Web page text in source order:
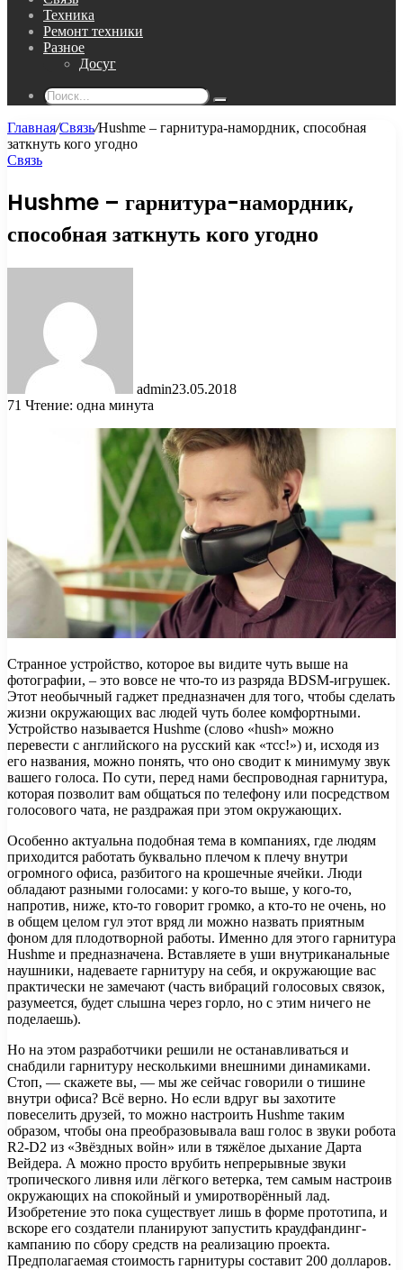
Техника
Ремонт техники
Разное
Досуг
Поиск...
Главная/Связь/Hushme – гарнитура-намордник, способная
заткнуть кого угодно
Связь
Hushme – гарнитура-намордник,
способная заткнуть кого угодно
admin23.05.2018
71 Чтение: одна минута
Странное устройство, которое вы видите чуть выше на
фотографии, – это вовсе не что-то из разряда BDSM-игрушек.
Этот необычный гаджет предназначен для того, чтобы сделать
жизни окружающих вас людей чуть более комфортными.
Устройство называется Hushme (слово «hush» можно
перевести с английского на русский как «тсс!») и, исходя из
его названия, можно понять, что оно сводит к минимуму звук
вашего голоса. По сути, перед нами беспроводная гарнитура,
которая позволит вам общаться по телефону или посредством
голосового чата, не раздражая при этом окружающих.
Особенно актуальна подобная тема в компаниях, где людям
приходится работать буквально плечом к плечу внутри
огромного офиса, разбитого на крошечные ячейки. Люди
обладают разными голосами: у кого-то выше, у кого-то,
напротив, ниже, кто-то говорит громко, а кто-то не очень, но
в общем целом гул этот вряд ли можно назвать приятным
фоном для плодотворной работы. Именно для этого гарнитура
Hushme и предназначена. Вставляете в уши внутриканальные
наушники, надеваете гарнитуру на себя, и окружающие вас
практически не замечают (часть вибраций голосовых связок,
разумеется, будет слышна через горло, но с этим ничего не
поделаешь).
Но на этом разработчики решили не останавливаться и
снабдили гарнитуру несколькими внешними динамиками.
Стоп, — скажете вы, — мы же сейчас говорили о тишине
внутри офиса? Всё верно. Но если вдруг вы захотите
повеселить друзей, то можно настроить Hushme таким
образом, чтобы она преобразовывала ваш голос в звуки робота
R2-D2 из «Звёздных войн» или в тяжёлое дыхание Дарта
Вейдера. А можно просто врубить непрерывные звуки
тропического ливня или лёгкого ветерка, тем самым настроив
окружающих на спокойный и умиротворённый лад.
Изобретение это пока существует лишь в форме прототипа, и
вскоре его создатели планируют запустить краудфандинг-
кампанию по сбору средств на реализацию проекта.
Предполагаемая стоимость гарнитуры составит 200 долларов.